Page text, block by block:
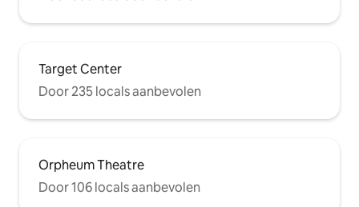
Target Center
Door 235 locals aanbevolen
Orpheum Theatre
Door 106 locals aanbevolen